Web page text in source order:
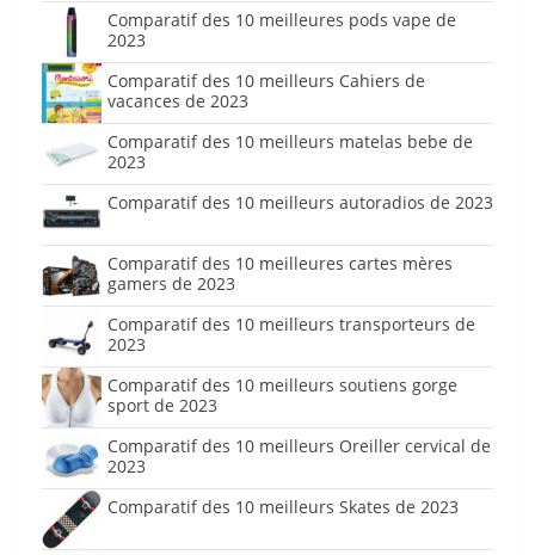
Comparatif des 10 meilleures pods vape de
2023
Comparatif des 10 meilleurs Cahiers de
vacances de 2023
Comparatif des 10 meilleurs matelas bebe de
2023
Comparatif des 10 meilleurs autoradios de 2023
Comparatif des 10 meilleures cartes mères
gamers de 2023
Comparatif des 10 meilleurs transporteurs de
2023
Comparatif des 10 meilleurs soutiens gorge
sport de 2023
Comparatif des 10 meilleurs Oreiller cervical de
2023
Comparatif des 10 meilleurs Skates de 2023